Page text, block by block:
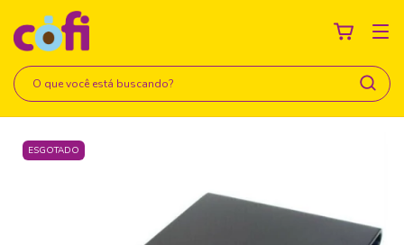
ESGOTADO